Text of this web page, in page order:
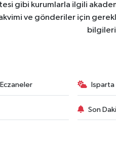
gibi kurumlarla ilgili
ve gönderiler için
bilgileri
Isparta
Son